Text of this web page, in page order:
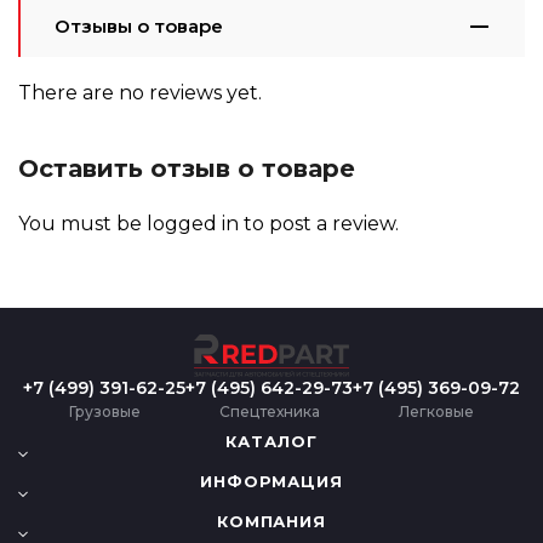
Отзывы о товаре
There are no reviews yet.
Оставить отзыв о товаре
You must be logged in to post a review.
+7 (499) 391-62-25
Грузовые
+7 (495) 642-29-73
Спецтехника
+7 (495) 369-09-72
Легковые
КАТАЛОГ
ИНФОРМАЦИЯ
КОМПАНИЯ